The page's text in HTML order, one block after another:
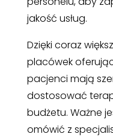
jakość usług.
Dzięki coraz
placówek
pacjenci mają
dostosować
budżetu. Ważne
omówić z